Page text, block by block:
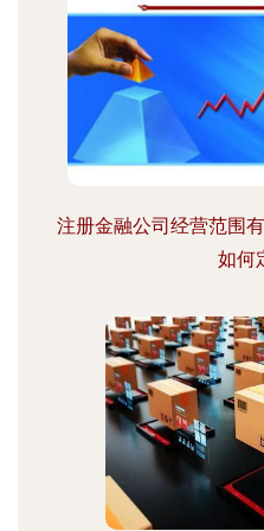
注册金融公司经营范围
如何